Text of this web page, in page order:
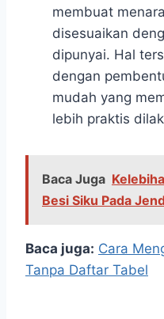
membuat
disesuaikan
dipunyai. Hal
dengan
mudah yang
lebih praktis
Baca Juga
Besi Siku Pada
Baca juga: Cara
Tanpa Daftar Tabel